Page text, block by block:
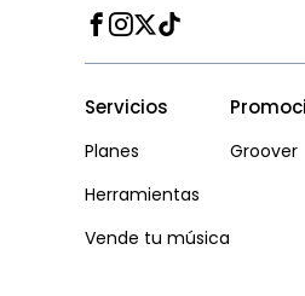
Facebook
Instagram
Twitter
TikTok
Servicios
Planes
Herramientas
Vende tu música
Groover